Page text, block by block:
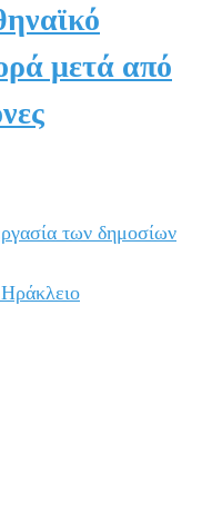
μετά από
των δημοσίων